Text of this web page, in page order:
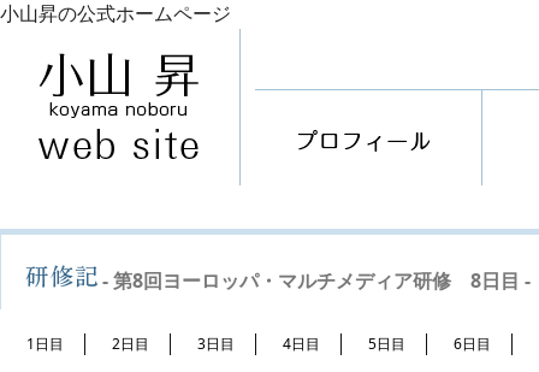
小山昇の公式ホームページ
- 第8回ヨーロッパ・マルチメディア研修 8日目 -
1日目 2日目 3日目 4日目 5日目 6日目